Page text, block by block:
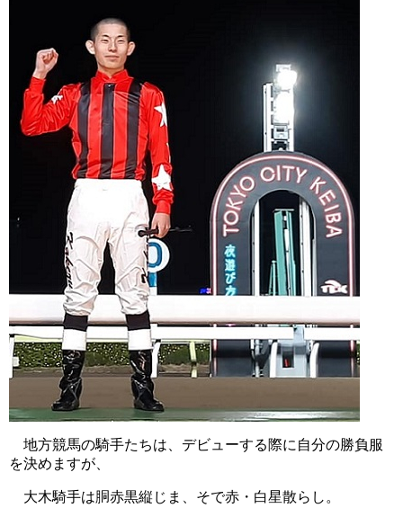
地方競馬の騎手たちは、デビューする際に自分の勝負服
を決めますが、
大木騎手は胴赤黒縦じま、そで赤・白星散らし。